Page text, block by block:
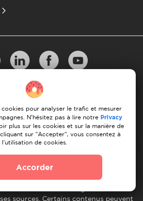
sources. Certains contenus peuvent
reussi
matiere de paiement
d'utilisation
cookies pour analyser le trafic et mesurer
N'hésitez pas à lire notre Privacy
plus sur les cookies et sur la manière de
sur "Accepter", vous consentez à
l'utilisation de cookies.
Accorder